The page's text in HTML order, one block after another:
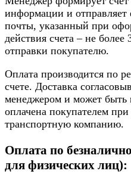
информации и отправляет
почты, указанный при
действия счета – не
отправки покупателю.
Оплата производится по
счете. Доставка
менеджером и может быть
оплачена покупателем при
транспортную компанию.
Оплата по
для физических лиц):